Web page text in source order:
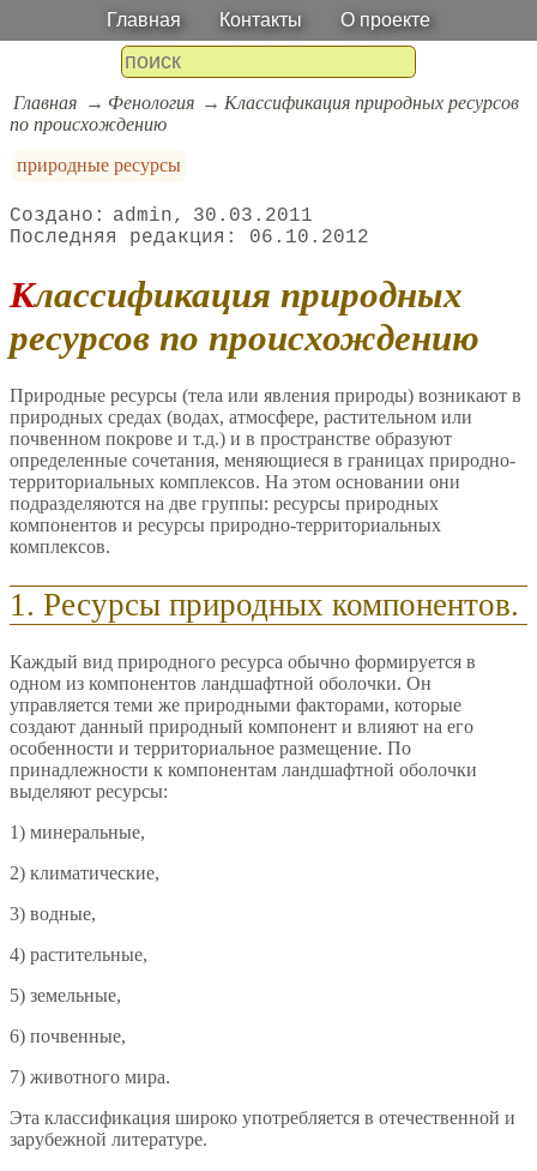
Главная Контакты О проекте
Главная Фенология
Классификация природных ресурсов
по происхождению
природные ресурсы
admin
30.03.2011
06.10.2012
Классификация природных
ресурсов по происхождению
Природные ресурсы (тела или явления природы) возникают в
природных средах (водах, атмосфере, растительном или
почвенном покрове и т.д.) и в пространстве образуют
определенные сочетания, меняющиеся в границах природно-
территориальных комплексов. На этом основании они
подразделяются на две группы: ресурсы природных
компонентов и ресурсы природно-территориальных
комплексов.
1. Ресурсы природных компонентов.
Каждый вид природного ресурса обычно формируется в
одном из компонентов ландшафтной оболочки. Он
управляется теми же природными факторами, которые
создают данный природный компонент и влияют на его
особенности и территориальное размещение. По
принадлежности к компонентам ландшафтной оболочки
выделяют ресурсы:
1) минеральные,
2) климатические,
3) водные,
4) растительные,
5) земельные,
6) почвенные,
7) животного мира.
Эта классификация широко употребляется в отечественной и
зарубежной литературе.